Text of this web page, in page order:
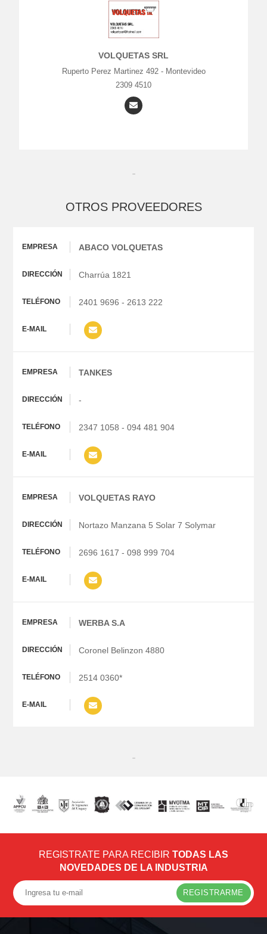
VOLQUETAS SRL
Ruperto Perez Martinez 492 - Montevideo
2309 4510
OTROS PROVEEDORES
ABACO VOLQUETAS
Charrúa 1821
2401 9696 - 2613 222
TANKES
-
2347 1058 - 094 481 904
VOLQUETAS RAYO
Nortazo Manzana 5 Solar 7 Solymar
2696 1617 - 098 999 704
WERBA S.A
Coronel Belinzon 4880
2514 0360*
REGISTRATE PARA RECIBIR TODAS LAS
NOVEDADES DE LA INDUSTRIA
REGISTRARME